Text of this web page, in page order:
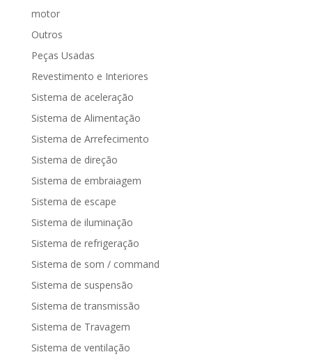
motor
Outros
Peças Usadas
Revestimento e Interiores
Sistema de aceleração
Sistema de Alimentação
Sistema de Arrefecimento
Sistema de direção
Sistema de embraiagem
Sistema de escape
Sistema de iluminação
Sistema de refrigeração
Sistema de som / command
Sistema de suspensão
Sistema de transmissão
Sistema de Travagem
Sistema de ventilação